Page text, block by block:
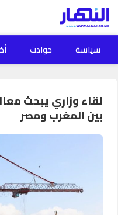
سياسة حوادث
لقاء وزاري يبحث
بين المغرب ومصر